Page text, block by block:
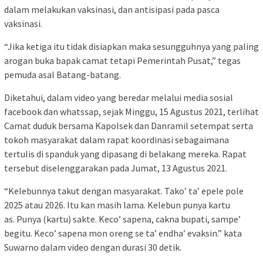
dalam melakukan vaksinasi, dan antisipasi pada pasca
vaksinasi.
“Jika ketiga itu tidak disiapkan maka sesungguhnya yang paling
arogan buka bapak camat tetapi Pemerintah Pusat,” tegas
pemuda asal Batang-batang.
Diketahui, dalam video yang beredar melalui media sosial
facebook dan whatssap, sejak Minggu, 15 Agustus 2021, terlihat
Camat duduk bersama Kapolsek dan Danramil setempat serta
tokoh masyarakat dalam rapat koordinasi sebagaimana
tertulis di spanduk yang dipasang di belakang mereka. Rapat
tersebut diselenggarakan pada Jumat, 13 Agustus 2021.
“Kelebunnya takut dengan masyarakat. Tako’ ta’ epele pole
2025 atau 2026. Itu kan masih lama. Kelebun punya kartu
as. Punya (kartu) sakte. Keco’ sapena, cakna bupati, sampe’
begitu. Keco’ sapena mon oreng se ta’ endha’ evaksin.” kata
Suwarno dalam video dengan durasi 30 detik.